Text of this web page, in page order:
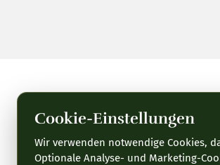
Cookie-Einstellungen
Wir verwenden notwendige Cookies,
Optionale Analyse- und Marketing-